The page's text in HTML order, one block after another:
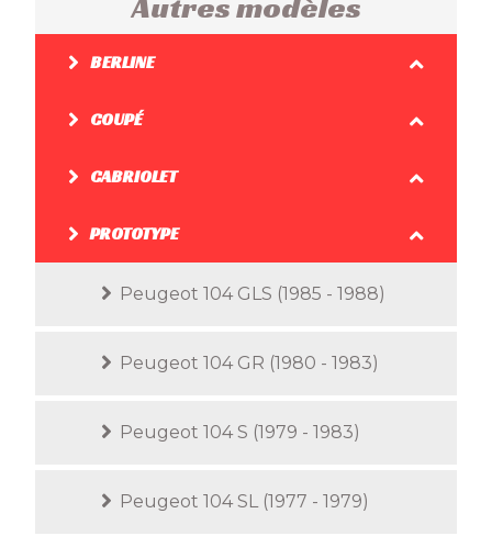
BERLINE
COUPÉ
CABRIOLET
PROTOTYPE
Peugeot 104 GLS (1985 - 1988)
Peugeot 104 GR (1980 - 1983)
Peugeot 104 S (1979 - 1983)
Peugeot 104 SL (1977 - 1979)